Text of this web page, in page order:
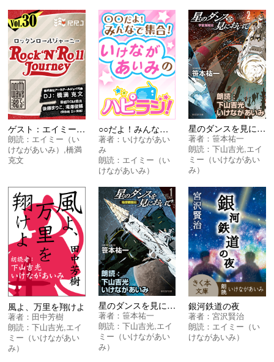
ゲスト：エイミーさん【第30回】Rock’N’Roll Journey
朗読： エイミー（い
けながあいみ） ,橋満
克文
○○だよ！みんなで集合！いけながあいみのハピラジ！
著者： いけながあい
み
朗読： エイミー（い
けながあいみ）
星のダンスを見においで 宇宙海賊編
著者：笹本祐一
朗読：下山吉光,エイ
ミー（いけながあい
み）
風よ、万里を翔けよ
著者： 田中芳樹
朗読：下山吉光, エイ
ミー（いけながあい
み）
星のダンスを見においで 地球戦闘編
著者： 笹本祐一
朗読： 下山吉光,エイ
ミー（いけながあい
み）
銀河鉄道の夜
著者：宮沢賢治
朗読： エイミー（い
けながあいみ）